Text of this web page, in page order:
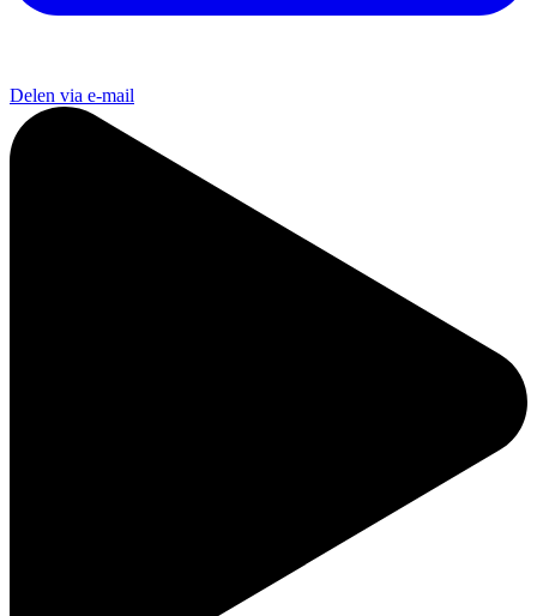
Delen via e-mail